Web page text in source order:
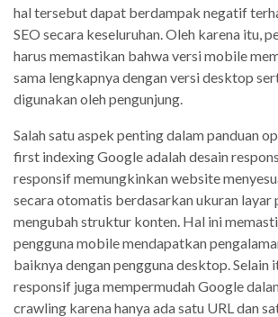
hal tersebut dapat berdampak negatif
SEO secara keseluruhan. Oleh karena itu,
harus memastikan bahwa versi mobile
sama lengkapnya dengan versi desktop
digunakan oleh pengunjung.
Salah satu aspek penting dalam panduan
first indexing Google adalah desain
responsif memungkinkan website
secara otomatis berdasarkan ukuran layar
mengubah struktur konten. Hal ini
pengguna mobile mendapatkan
baiknya dengan pengguna desktop. Selain
responsif juga mempermudah Google
crawling karena hanya ada satu URL dan